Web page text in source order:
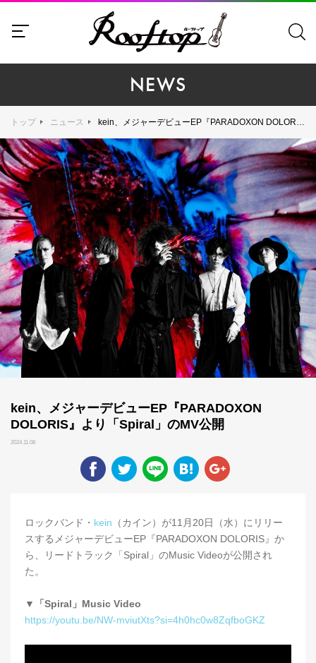
NEWS
トップ ニュース kein、メジャーデビューEP『PARADOXON DOLORIS』より「Spiral」のMV公開
kein、メジャーデビューEP『PARADOXON
DOLORIS』より「Spiral」のMV公開
2024.11.08
ロックバンド・ kein （カイン）が11月20日（水）にリリー
スするメジャーデビューEP『PARADOXON DOLORIS』か
ら、リードトラック「Spiral」のMusic Videoが公開され
た。
▼「Spiral」Music Video
https://youtu.be/NW-mviutXts?si=4h0hc0w8ZqfboGKZ